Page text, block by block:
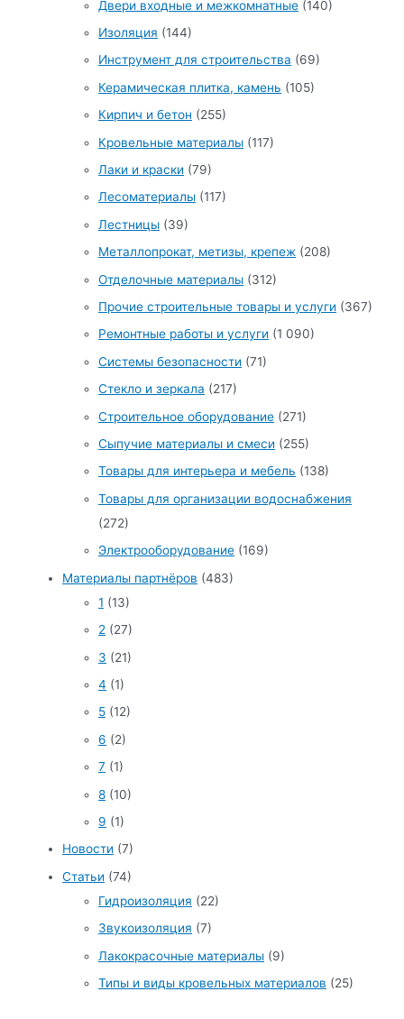
Двери входные и межкомнатные (140)
Изоляция (144)
Инструмент для строительства (69)
Керамическая плитка, камень (105)
Кирпич и бетон (255)
Кровельные материалы (117)
Лаки и краски (79)
Лесоматериалы (117)
Лестницы (39)
Металлопрокат, метизы, крепеж (208)
Отделочные материалы (312)
Прочие строительные товары и услуги (367)
Ремонтные работы и услуги (1 090)
Системы безопасности (71)
Стекло и зеркала (217)
Строительное оборудование (271)
Сыпучие материалы и смеси (255)
Товары для интерьера и мебель (138)
Товары для организации водоснабжения
(272)
Электрооборудование (169)
Материалы партнёров (483)
1 (13)
2 (27)
3 (21)
4 (1)
5 (12)
6 (2)
7 (1)
8 (10)
9 (1)
Новости (7)
Статьи (74)
Гидроизоляция (22)
Звукоизоляция (7)
Лакокрасочные материалы (9)
Типы и виды кровельных материалов (25)